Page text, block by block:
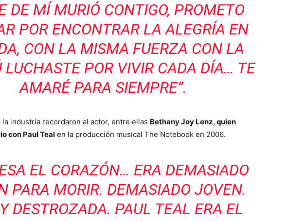
DE MÍ MURIÓ CONTIGO, PROMETO
POR ENCONTRAR LA ALEGRÍA EN
CON LA MISMA FUERZA CON LA
LUCHASTE POR VIVIR CADA DÍA… TE
AMARÉ PARA SIEMPRE”.
industria recordaron al actor, entre ellas Bethany Joy Lenz, quien
con Paul Teal en la producción musical The Notebook en 2006.
EL CORAZÓN… ERA DEMASIADO
PARA MORIR. DEMASIADO JOVEN.
DESTROZADA. PAUL TEAL ERA EL